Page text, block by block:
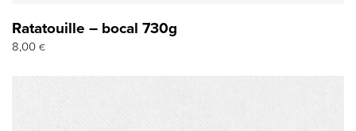
Ratatouille – bocal 730g
8,00 €